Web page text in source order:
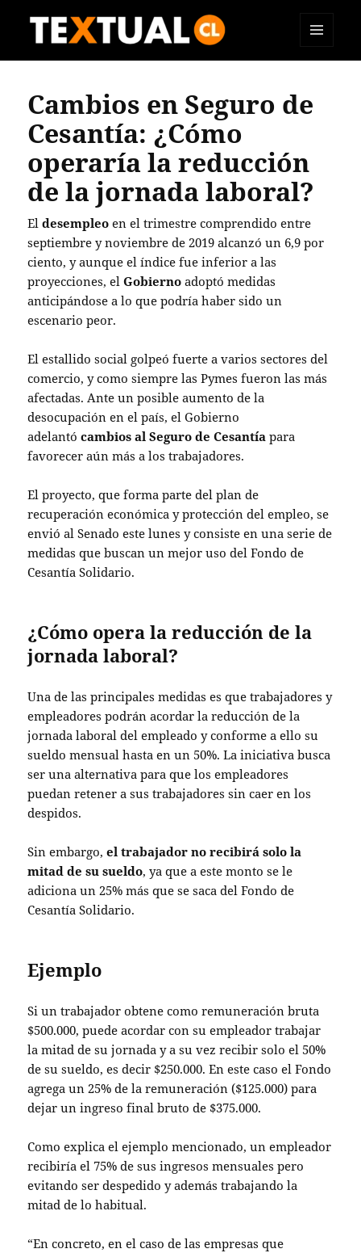
Cambios en Seguro de
Cesantía: ¿Cómo
operaría la reducción
de la jornada laboral?
Eldesempleo en el trimestre comprendido entre
septiembre y noviembre de 2019 alcanzó un 6,9 por
ciento, y aunque el índice fue inferior a las
proyecciones, elGobierno adoptó medidas
anticipándose a lo que podría haber sido un
escenario peor.
El estallido social golpeó fuerte a varios sectores del
comercio, y como siempre las Pymes fueron las más
afectadas. Ante un posible aumento de la
desocupación en el país, el Gobierno
adelantó cambios al Seguro de Cesantía para
favorecer aún más a los trabajadores.
El proyecto, que forma parte del plan de
recuperación económica y protección del empleo, se
envió al Senado este lunes y consiste en una serie de
medidas que buscan un mejor uso del Fondo de
Cesantía Solidario.
¿Cómo opera la reducción de la
jornada laboral?
Una de las principales medidas es que trabajadores y
empleadores podrán acordar la reducción de la
jornada laboral del empleado y conforme a ello su
sueldo mensual hasta en un 50%. La iniciativa busca
ser una alternativa para que los empleadores
puedan retener a sus trabajadores sin caer en los
despidos.
Sin embargo,el trabajador no recibirá solo la
mitad de su sueldo, ya que a este monto se le
adiciona un 25% más que se saca del Fondo de
Cesantía Solidario.
Ejemplo
Si un trabajador obtene como remuneración bruta
$500.000, puede acordar con su empleador trabajar
la mitad de su jornada y a su vez recibir solo el 50%
de su sueldo, es decir $250.000. En este caso el Fondo
agrega un 25% de la remuneración ($125.000) para
dejar un ingreso final bruto de $375.000.
Como explica el ejemplo mencionado, un empleador
recibiría el 75% de sus ingresos mensuales pero
evitando ser despedido y además trabajando la
mitad de lo habitual.
“En concreto, en el caso de las empresas que